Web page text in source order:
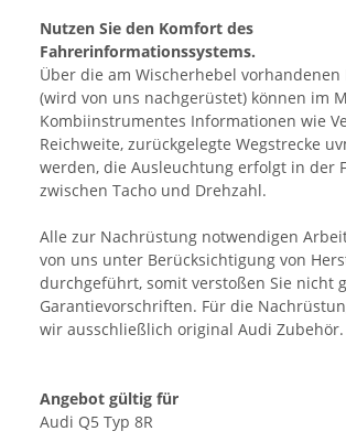
Nutzen Sie den Komfort des
Fahrerinformationssystems.
Über die am Wischerhebel
(wird von uns nachgerüstet) können im
Kombiinstrumentes Informationen wie
Reichweite, zurückgelegte Wegstrecke
werden, die Ausleuchtung erfolgt in der
zwischen Tacho und Drehzahl.
Alle zur Nachrüstung notwendigen
von uns unter Berücksichtigung von
durchgeführt, somit verstoßen Sie nicht
Garantievorschriften. Für die
wir ausschließlich original Audi Zubehör.
Angebot gültig für
Audi Q5 Typ 8R